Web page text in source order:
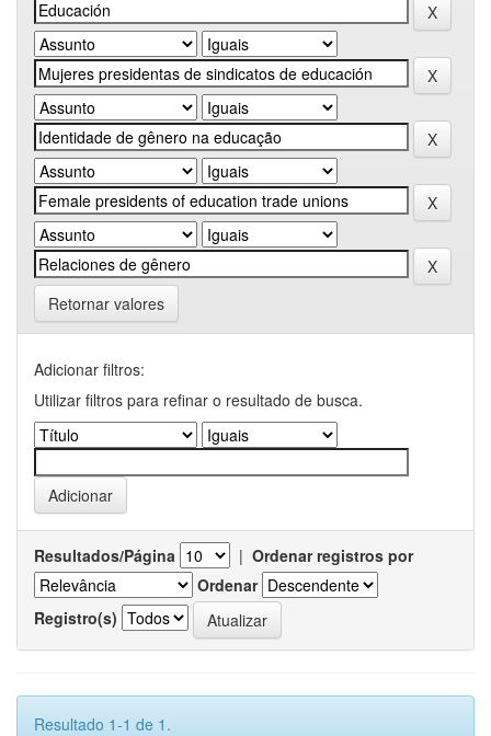
Retornar valores
Adicionar filtros:
Utilizar filtros para refinar o resultado de busca.
Resultados/Página | Ordenar registros por
Ordenar
Registro(s)
Resultado 1-1 de 1.